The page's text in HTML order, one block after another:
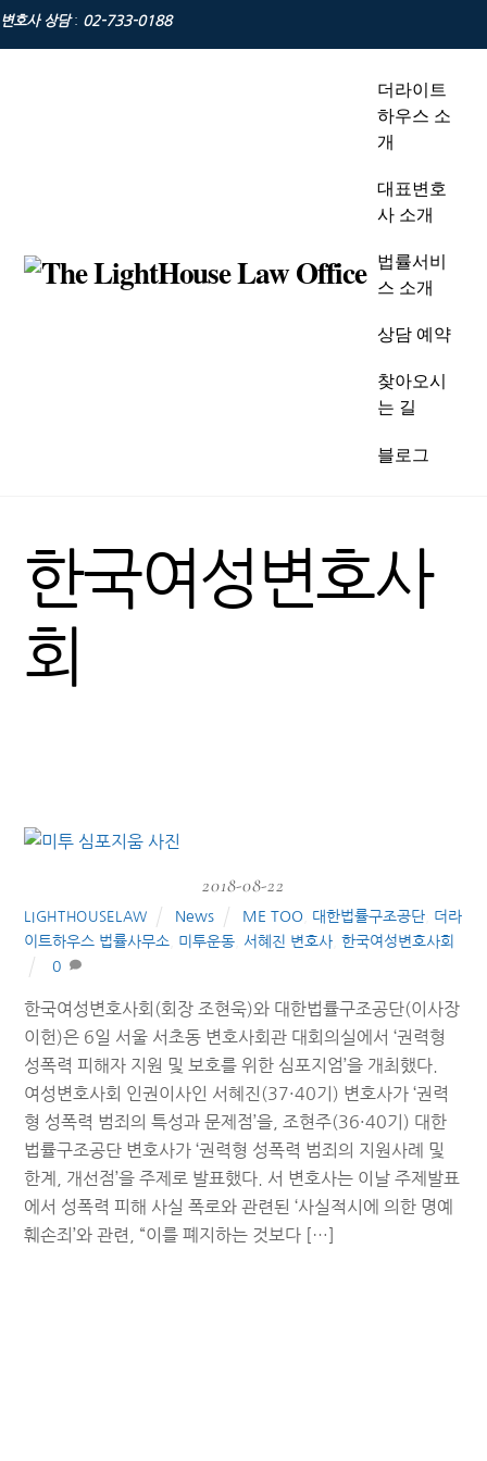
Skip
변호사 상담: 02-733-0188
더라이트
하우스 소
개
대표변호
사 소개
법률서비
스 소개
상담 예약
찾아오시
는 길
블로그
한국여성변호사
회
2018-08-22
LIGHTHOUSELAW News ME TOO 대한법률구조공단, 더라
이트하우스 법률사무소
미투운동 서혜진 변호사 ,한국여성변호사회
0
한국여성변호사회(회장 조현욱)와 대한법률구조공단(이사장
이헌)은 6일 서울 서초동 변호사회관 대회의실에서 ‘권력형
성폭력 피해자 지원 및 보호를 위한 심포지엄’을 개최했다.
여성변호사회 인권이사인 서혜진(37·40기) 변호사가 ‘권력
형 성폭력 범죄의 특성과 문제점’을, 조현주(36·40기) 대한
법률구조공단 변호사가 ‘권력형 성폭력 범죄의 지원사례 및
한계, 개선점’을 주제로 발표했다. 서 변호사는 이날 주제발표
에서 성폭력 피해 사실 폭로와 관련된 ‘사실적시에 의한 명예
훼손죄’와 관련, “이를 폐지하는 것보다 […]